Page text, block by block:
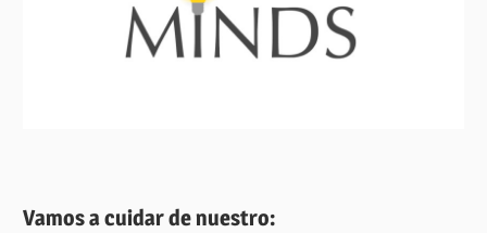
Vamos a cuidar de nuestro: